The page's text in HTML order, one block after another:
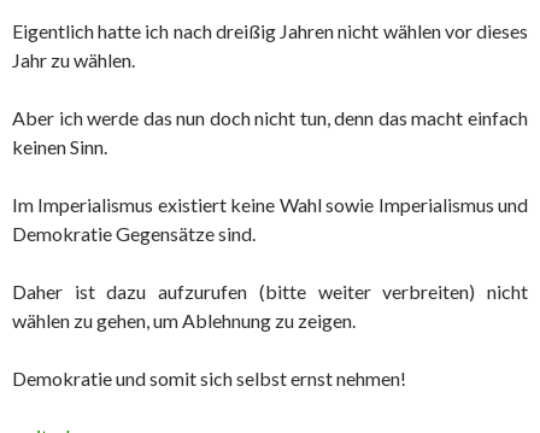
Eigentlich hatte ich nach dreißig Jahren nicht wählen vor dieses
Jahr zu wählen.
Aber ich werde das nun doch nicht tun, denn das macht einfach
keinen Sinn.
Im Imperialismus existiert keine Wahl sowie Imperialismus und
Demokratie Gegensätze sind.
Daher ist dazu aufzurufen (bitte weiter verbreiten) nicht
wählen zu gehen, um Ablehnung zu zeigen.
Demokratie und somit sich selbst ernst nehmen!